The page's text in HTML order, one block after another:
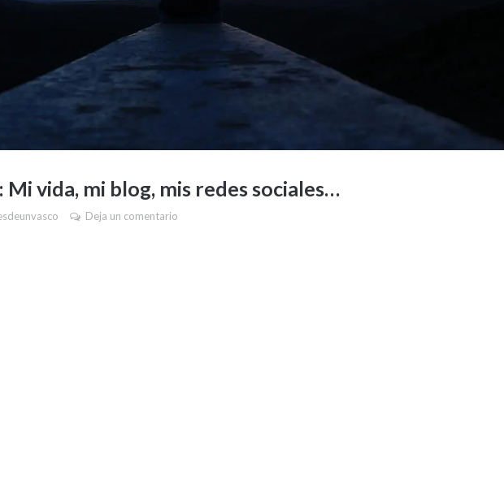
Mi vida, mi blog, mis redes sociales…
Deja un comentario